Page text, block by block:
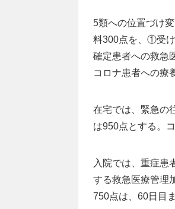
5類への位置づけ
料300点を、①受
確定患者への救急
コロナ患者への療
在宅では、緊急の
は950点とする。
入院では、重症患
する救急医療管理
750点は、60日目